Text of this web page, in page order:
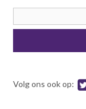
Volg ons ook op: